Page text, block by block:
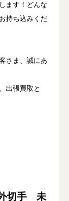
ます！どんな
持ち込みくだ
さま、誠にあ
出張買取と
切手 未